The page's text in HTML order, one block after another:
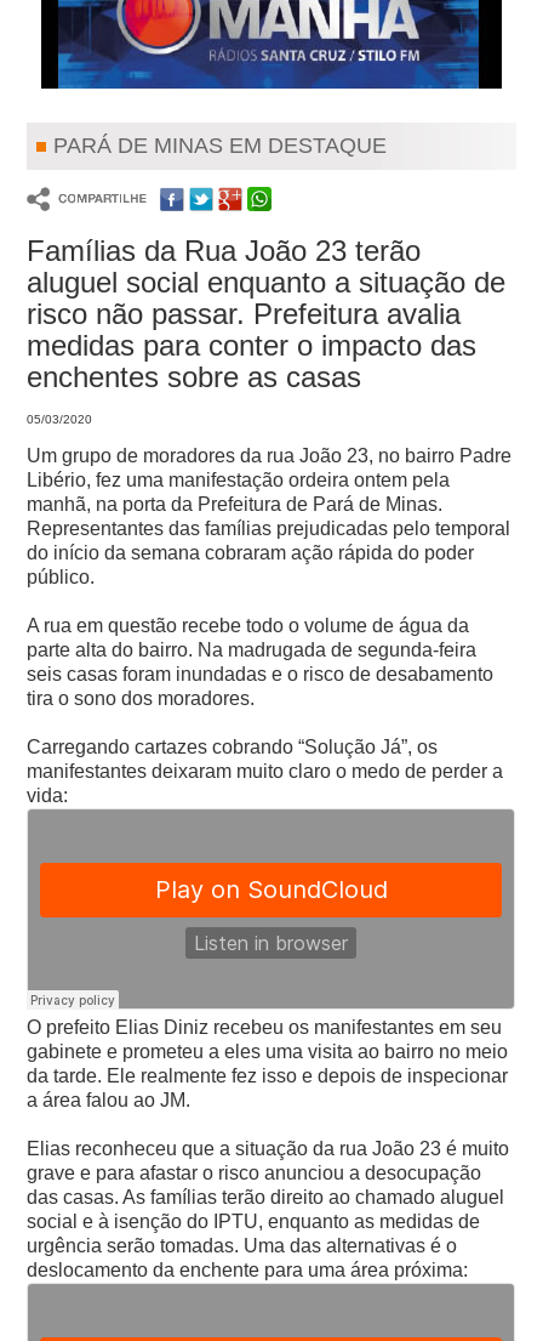
PARÁ DE MINAS EM DESTAQUE
Famílias da Rua João 23 terão
aluguel social enquanto a situação de
risco não passar. Prefeitura avalia
medidas para conter o impacto das
enchentes sobre as casas
05/03/2020
Um grupo de moradores da rua João 23, no bairro Padre
Libério, fez uma manifestação ordeira ontem pela
manhã, na porta da Prefeitura de Pará de Minas.
Representantes das famílias prejudicadas pelo temporal
do início da semana cobraram ação rápida do poder
público.
A rua em questão recebe todo o volume de água da
parte alta do bairro. Na madrugada de segunda-feira
seis casas foram inundadas e o risco de desabamento
tira o sono dos moradores.
Carregando cartazes cobrando “Solução Já”, os
manifestantes deixaram muito claro o medo de perder a
vida:
O prefeito Elias Diniz recebeu os manifestantes em seu
gabinete e prometeu a eles uma visita ao bairro no meio
da tarde. Ele realmente fez isso e depois de inspecionar
a área falou ao JM.
Elias reconheceu que a situação da rua João 23 é muito
grave e para afastar o risco anunciou a desocupação
das casas. As famílias terão direito ao chamado aluguel
social e à isenção do IPTU, enquanto as medidas de
urgência serão tomadas. Uma das alternativas é o
deslocamento da enchente para uma área próxima: